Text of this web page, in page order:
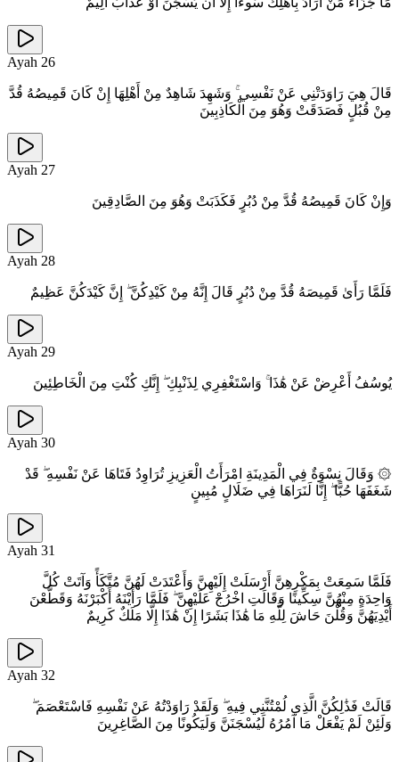
Ayah 26
قَالَ هِيَ رَاوَدَتْنِي عَنْ نَفْسِي ۚ وَشَهِدَ شَاهِدٌ مِنْ أَهْلِهَا إِنْ كَانَ قَمِيصُهُ قُدَّ
مِنْ قُبُلٍ فَصَدَقَتْ وَهُوَ مِنَ الْكَاذِبِينَ
Ayah 27
وَإِنْ كَانَ قَمِيصُهُ قُدَّ مِنْ دُبُرٍ فَكَذَبَتْ وَهُوَ مِنَ الصَّادِقِينَ
Ayah 28
فَلَمَّا رَأَىٰ قَمِيصَهُ قُدَّ مِنْ دُبُرٍ قَالَ إِنَّهُ مِنْ كَيْدِكُنَّ ۖ إِنَّ كَيْدَكُنَّ عَظِيمٌ
Ayah 29
يُوسُفُ أَعْرِضْ عَنْ هَٰذَا ۚ وَاسْتَغْفِرِي لِذَنْبِكِ ۖ إِنَّكِ كُنْتِ مِنَ الْخَاطِئِينَ
Ayah 30
۞ وَقَالَ نِسْوَةٌ فِي الْمَدِينَةِ امْرَأَتُ الْعَزِيزِ تُرَاوِدُ فَتَاهَا عَنْ نَفْسِهِ ۖ قَدْ
شَغَفَهَا حُبًّا ۖ إِنَّا لَنَرَاهَا فِي ضَلَالٍ مُبِينٍ
Ayah 31
فَلَمَّا سَمِعَتْ بِمَكْرِهِنَّ أَرْسَلَتْ إِلَيْهِنَّ وَأَعْتَدَتْ لَهُنَّ مُتَّكَأً وَآتَتْ كُلَّ
وَاحِدَةٍ مِنْهُنَّ سِكِّينًا وَقَالَتِ اخْرُجْ عَلَيْهِنَّ ۖ فَلَمَّا رَأَيْنَهُ أَكْبَرْنَهُ وَقَطَّعْنَ
أَيْدِيَهُنَّ وَقُلْنَ حَاشَ لِلَّهِ مَا هَٰذَا بَشَرًا إِنْ هَٰذَا إِلَّا مَلَكٌ كَرِيمٌ
Ayah 32
قَالَتْ فَذَٰلِكُنَّ الَّذِي لُمْتُنَّنِي فِيهِ ۖ وَلَقَدْ رَاوَدْتُهُ عَنْ نَفْسِهِ فَاسْتَعْصَمَ ۖ
وَلَئِنْ لَمْ يَفْعَلْ مَا آمُرُهُ لَيُسْجَنَنَّ وَلَيَكُونًا مِنَ الصَّاغِرِينَ